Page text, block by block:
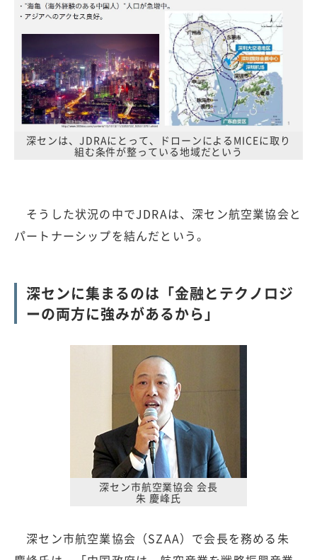
深センは、JDRAにとって、ドローンによるMICEに取り
組む条件が整っている地域だという
そうした状況の中でJDRAは、深セン航空業協会と
パートナーシップを結んだという。
深センに集まるのは「金融とテクノロジ
ーの両方に強みがあるから」
深セン市航空業協会 会長
朱 慶峰氏
深セン市航空業協会（SZAA）で会長を務める朱